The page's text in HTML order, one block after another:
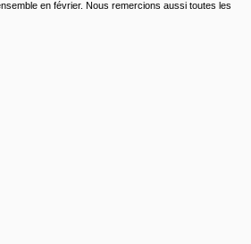
en février. Nous remercions aussi toutes les